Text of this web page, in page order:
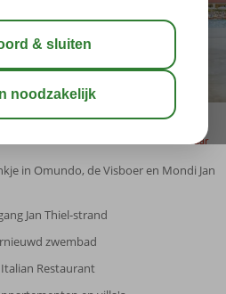
bewaar
in Omundo, de Visboer en Mondi Jan
Jan Thiel-strand
zwembad
Restaurant